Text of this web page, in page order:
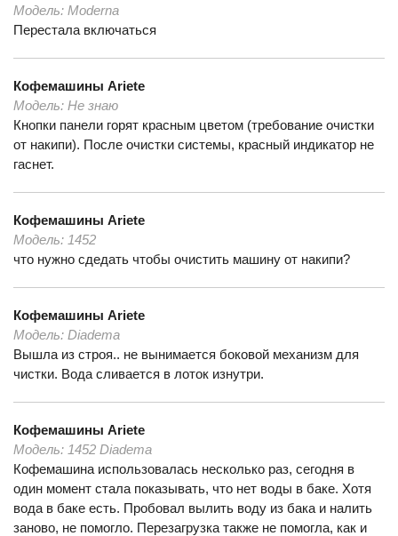
Модель: Moderna
Перестала включаться
Кофемашины Ariete
Модель: Не знаю
Кнопки панели горят красным цветом (требование очистки
от накипи). После очистки системы, красный индикатор не
гаснет.
Кофемашины Ariete
Модель: 1452
что нужно сдедать чтобы очистить машину от накипи?
Кофемашины Ariete
Модель: Diadema
Вышла из строя.. не вынимается боковой механизм для
чистки. Вода сливается в лоток изнутри.
Кофемашины Ariete
Модель: 1452 Diadema
Кофемашина использовалась несколько раз, сегодня в
один момент стала показывать, что нет воды в баке. Хотя
вода в баке есть. Пробовал вылить воду из бака и налить
заново, не помогло. Перезагрузка также не помогла, как и